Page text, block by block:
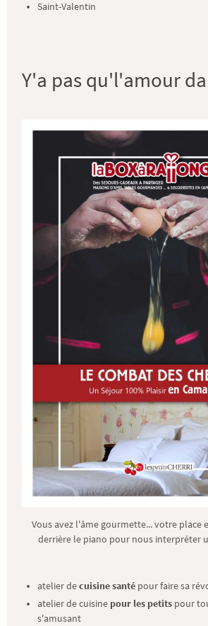
Saint-Valentin
Y'a pas qu'l'amour
Vous avez l'âme gourmette... votre place
derrière le piano pour nous interpréter
atelier decuisine santé pour faire sa
atelier de cuisine pour les petits pour
s'amusant